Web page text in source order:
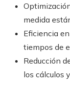
medida
Eficiencia
tiempos de
Reducción
los cálculos